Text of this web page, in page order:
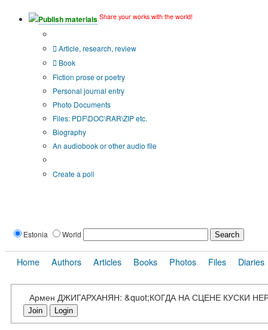
Publish materials Share your works with the world!
Article, research, review
Book
Fiction prose or poetry
Personal journal entry
Photo Documents
Files: PDF\DOC\RAR\ZIP etc.
Biography
An audiobook or other audio file
Create a poll
Estonia World
Home Authors Articles Books Photos Files Diaries
Армен ДЖИГАРХАНЯН: &quot;КОГДА НА СЦЕНЕ КУСКИ
Join Login